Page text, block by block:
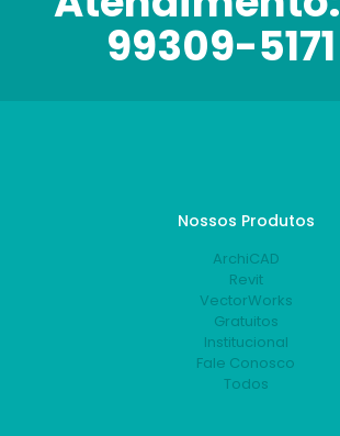
99309-5171
Nossos Produtos
ArchiCAD
Revit
VectorWorks
Gratuitos
Institucional
Fale Conosco
Todos